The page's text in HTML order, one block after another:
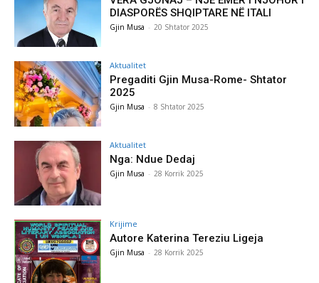
DIASPORËS SHQIPTARE NË ITALI
Gjin Musa - 20 Shtator 2025
Aktualitet
Pregaditi Gjin Musa-Rome- Shtator
2025
Gjin Musa - 8 Shtator 2025
Aktualitet
Nga: Ndue Dedaj
Gjin Musa - 28 Korrik 2025
Krijime
Autore Katerina Tereziu Ligeja
Gjin Musa - 28 Korrik 2025